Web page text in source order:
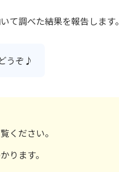
て調べた結果を報告します。
うぞ♪
ください。
ります。